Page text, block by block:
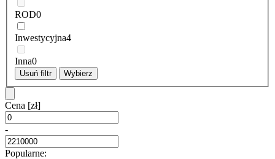
ROD0
Inwestycyjna4
Inna0
Usuń filtr Wybierz
Cena [zł]
-
Popularne: